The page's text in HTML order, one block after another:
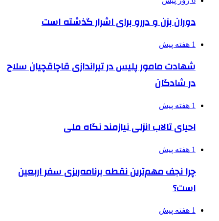
دوران بزن و دررو برای اشرار گذشته است
1 هفته پیش
شهادت مامور پلیس در تیراندازی قاچاقچیان سلاح
در شادگان
1 هفته پیش
احیای تالاب انزلی نیازمند نگاه ملی
1 هفته پیش
چرا نجف مهم‌ترین نقطه برنامه‌ریزی سفر اربعین
است؟
1 هفته پیش